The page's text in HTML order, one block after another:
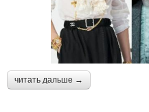
читать дальше →